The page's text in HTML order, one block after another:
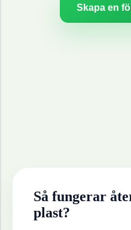
Skapa en
Så fungerar
plast?